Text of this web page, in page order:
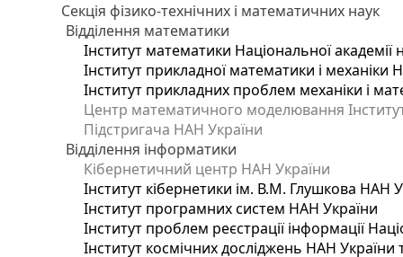
Секція фізико-технічних і математичних наук
Відділення математики
Інститут математики Національної академії
Інститут прикладної математики і механіки
Інститут прикладних проблем механіки і
Центр математичного моделювання
Підстригача НАН України
Відділення інформатики
Кібернетичний центр НАН України
Інститут кібернетики ім. В.М. Глушкова НАН
Інститут програмних систем НАН України
Інститут проблем реєстрації інформації
Інститут космічних досліджень НАН України